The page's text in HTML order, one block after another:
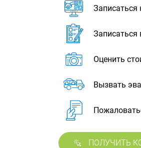
Записаться
Записаться
Оценить
Вызвать
ПОЛУЧИТЬ